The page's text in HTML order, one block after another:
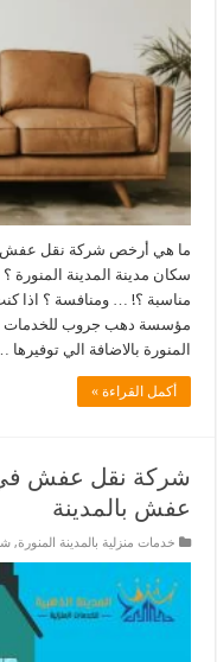
ما هي أرخص شركة نقل عفش
سكان مدينة المدينة
مناسبة ؟! … ومنافسة ؟ اذا
مؤسسة دهب جروب للخدمات
المنورة بالاضافة الي توفيرها
أكمل القراءة »
شركة نقل عفش في
عفش بالمدينة
خدمات منزلية بالمدينة المنورة,